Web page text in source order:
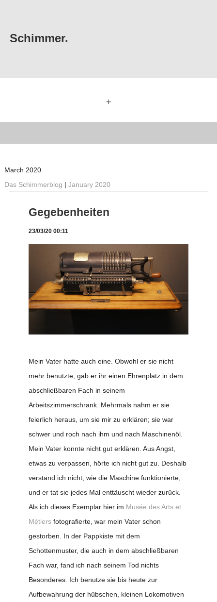
Schimmer.
+
March 2020
Das Schimmerblog | January 2020
Gegebenheiten
23/03/20 00:11
Mein Vater hatte auch eine. Obwohl er sie nicht
mehr benutzte, gab er ihr einen Ehrenplatz in dem
abschließbaren Fach in seinem
Arbeitszimmerschrank. Mehrmals nahm er sie
feierlich heraus, um sie mir zu erklären; sie war
schwer und roch nach ihm und nach Maschinenöl.
Mein Vater konnte nicht gut erklären. Aus Angst,
etwas zu verpassen, hörte ich nicht gut zu. Deshalb
verstand ich nicht, wie die Maschine funktionierte,
und er tat sie jedes Mal enttäuscht wieder zurück.
Als ich dieses Exemplar hier im Musée des Arts et
Métiersfotografierte, war mein Vater schon
gestorben. In der Pappkiste mit dem
Schottenmuster, die auch in dem abschließbaren
Fach war, fand ich nach seinem Tod nichts
Besonderes. Ich benutze sie bis heute zur
Aufbewahrung der hübschen, kleinen Lokomotiven